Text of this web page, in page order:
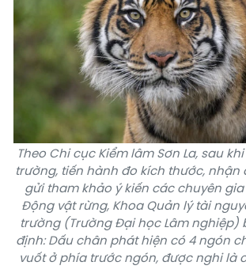
Theo Chi cục Kiểm lâm Sơn La, sau
trường, tiến hành đo kích thước, nhận
gửi tham khảo ý kiến các chuyên
Động vật rừng, Khoa Quản lý tài
trường (Trường Đại học Lâm nghiệp)
định: Dấu chân phát hiện có 4 ngón
vuốt ở phía trước ngón, được nghi là